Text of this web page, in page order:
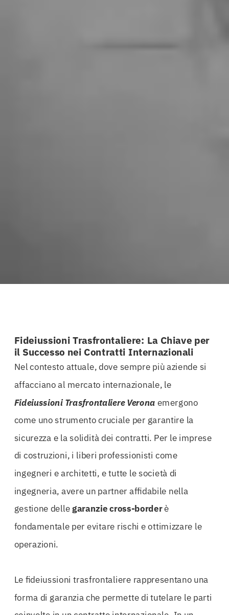
Fideiussioni Trasfrontaliere: La Chiave per
il Successo nei Contratti Internazionali
Nel contesto attuale, dove sempre più aziende si
affacciano al mercato internazionale, le
Fideiussioni Trasfrontaliere Verona emergono
come uno strumento cruciale per garantire la
sicurezza e la solidità dei contratti. Per le imprese
di costruzioni, i liberi professionisti come
ingegneri e architetti, e tutte le società di
ingegneria, avere un partner affidabile nella
gestione dellegaranzie cross-borderè
fondamentale per evitare rischi e ottimizzare le
operazioni.
Le fideiussioni trasfrontaliere rappresentano una
forma di garanzia che permette di tutelare le parti